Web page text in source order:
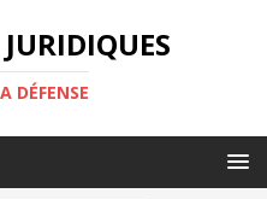
DÉFENSE